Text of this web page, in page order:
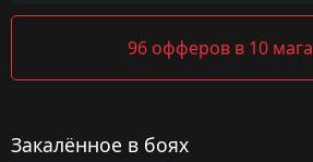
96 офферов в 10
Закалённое в боях